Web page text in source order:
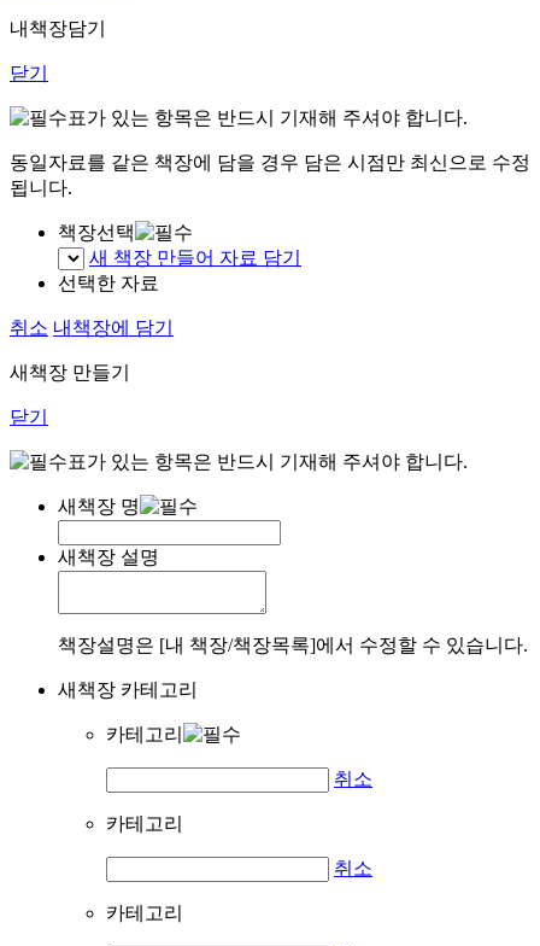
내책장담기
닫기
표가 있는 항목은 반드시 기재해 주셔야 합니다.
동일자료를 같은 책장에 담을 경우 담은 시점만 최신으로 수정
됩니다.
책장선택
새 책장 만들어 자료 담기
선택한 자료
취소 내책장에 담기
새책장 만들기
닫기
표가 있는 항목은 반드시 기재해 주셔야 합니다.
새책장 명
새책장 설명
책장설명은 [내 책장/책장목록]에서 수정할 수 있습니다.
새책장 카테고리
카테고리
취소
카테고리
취소
카테고리